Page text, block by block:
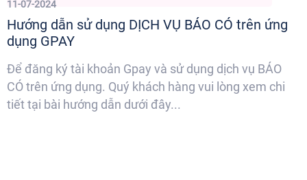
11-07-2024
Hướng dẫn sử dụng DỊCH VỤ BÁO CÓ trên ứng
dụng GPAY
Để đăng ký tài khoản Gpay và sử dụng dịch vụ BÁO
CÓ trên ứng dụng. Quý khách hàng vui lòng xem chi
tiết tại bài hướng dẫn dưới đây...